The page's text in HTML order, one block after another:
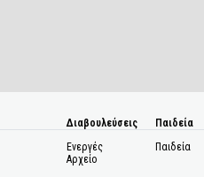
Διαβουλεύσεις
Ενεργές
Αρχείο
Παιδεία
Παιδεία